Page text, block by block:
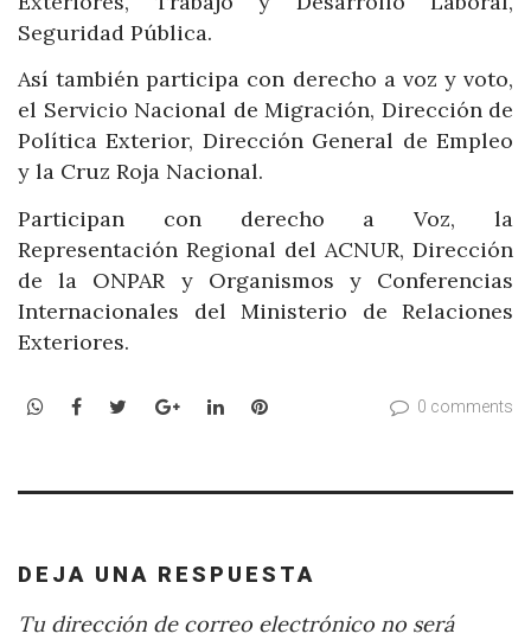
Seguridad Pública.
Así también participa con derecho a voz y voto,
el Servicio Nacional de Migración, Dirección de
Política Exterior, Dirección General de Empleo
y la Cruz Roja Nacional.
Participan con derecho a Voz, la
Representación Regional del ACNUR, Dirección
de la ONPAR y Organismos y Conferencias
Internacionales del Ministerio de Relaciones
Exteriores.
WhatsApp
Facebook
TwitterGoogle+LinkedInPinterest 0 comments
DEJA UNA RESPUESTA
Tu dirección de correo electrónico no será